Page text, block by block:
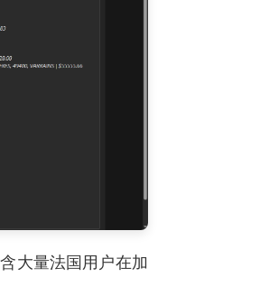
大量法国用户在加